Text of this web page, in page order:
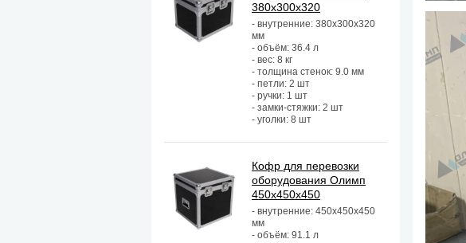
380х300х320
- внутренние: 380х300х320
мм
- объём: 36.4 л
- вес: 8 кг
- толщина стенок: 9.0 мм
- петли: 2 шт
- ручки: 1 шт
- замки-стяжки: 2 шт
- уголки: 8 шт
Кофр для перевозки
оборудования Олимп
450х450х450
- внутренние: 450х450х450
мм
- объём: 91.1 л